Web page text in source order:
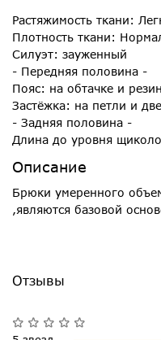
Растяжимость ткани:
Плотность ткани:
Силуэт: зауженный
- Передняя половина -
Пояс: на обтачке и
Застёжка: на петли и
- Задняя половина -
Длина до уровня
Описание
Брюки умеренного
,являются базовой
Отзывы